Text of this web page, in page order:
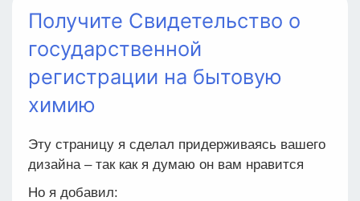
Получите Свидетельство о
государственной
регистрации на бытовую
химию
Эту страницу я сделал придерживаясь вашего
дизайна – так как я думаю он вам нравится
Но я добавил: